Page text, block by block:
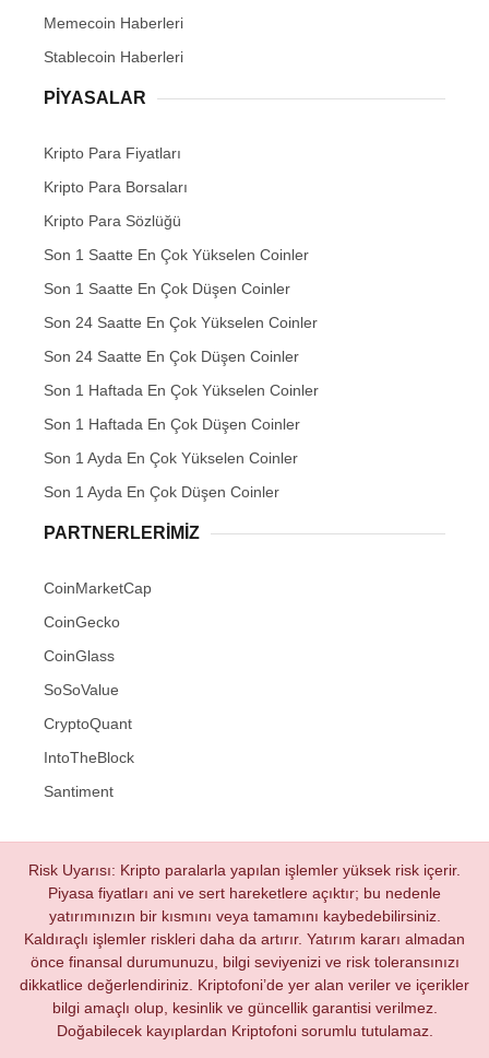
Memecoin Haberleri
Stablecoin Haberleri
PIYASALAR
Kripto Para Fiyatları
Kripto Para Borsaları
Kripto Para Sözlüğü
Son 1 Saatte En Çok Yükselen Coinler
Son 1 Saatte En Çok Düşen Coinler
Son 24 Saatte En Çok Yükselen Coinler
Son 24 Saatte En Çok Düşen Coinler
Son 1 Haftada En Çok Yükselen Coinler
Son 1 Haftada En Çok Düşen Coinler
Son 1 Ayda En Çok Yükselen Coinler
Son 1 Ayda En Çok Düşen Coinler
PARTNERLERIMIZ
CoinMarketCap
CoinGecko
CoinGlass
SoSoValue
CryptoQuant
IntoTheBlock
Santiment
Risk Uyarısı: Kripto paralarla yapılan işlemler yüksek risk içerir.
Piyasa fiyatları ani ve sert hareketlere açıktır; bu nedenle
yatırımınızın bir kısmını veya tamamını kaybedebilirsiniz.
Kaldıraçlı işlemler riskleri daha da artırır. Yatırım kararı almadan
önce finansal durumunuzu, bilgi seviyenizi ve risk toleransınızı
dikkatlice değerlendiriniz. Kriptofoni’de yer alan veriler ve içerikler
bilgi amaçlı olup, kesinlik ve güncellik garantisi verilmez.
Doğabilecek kayıplardan Kriptofoni sorumlu tutulamaz.